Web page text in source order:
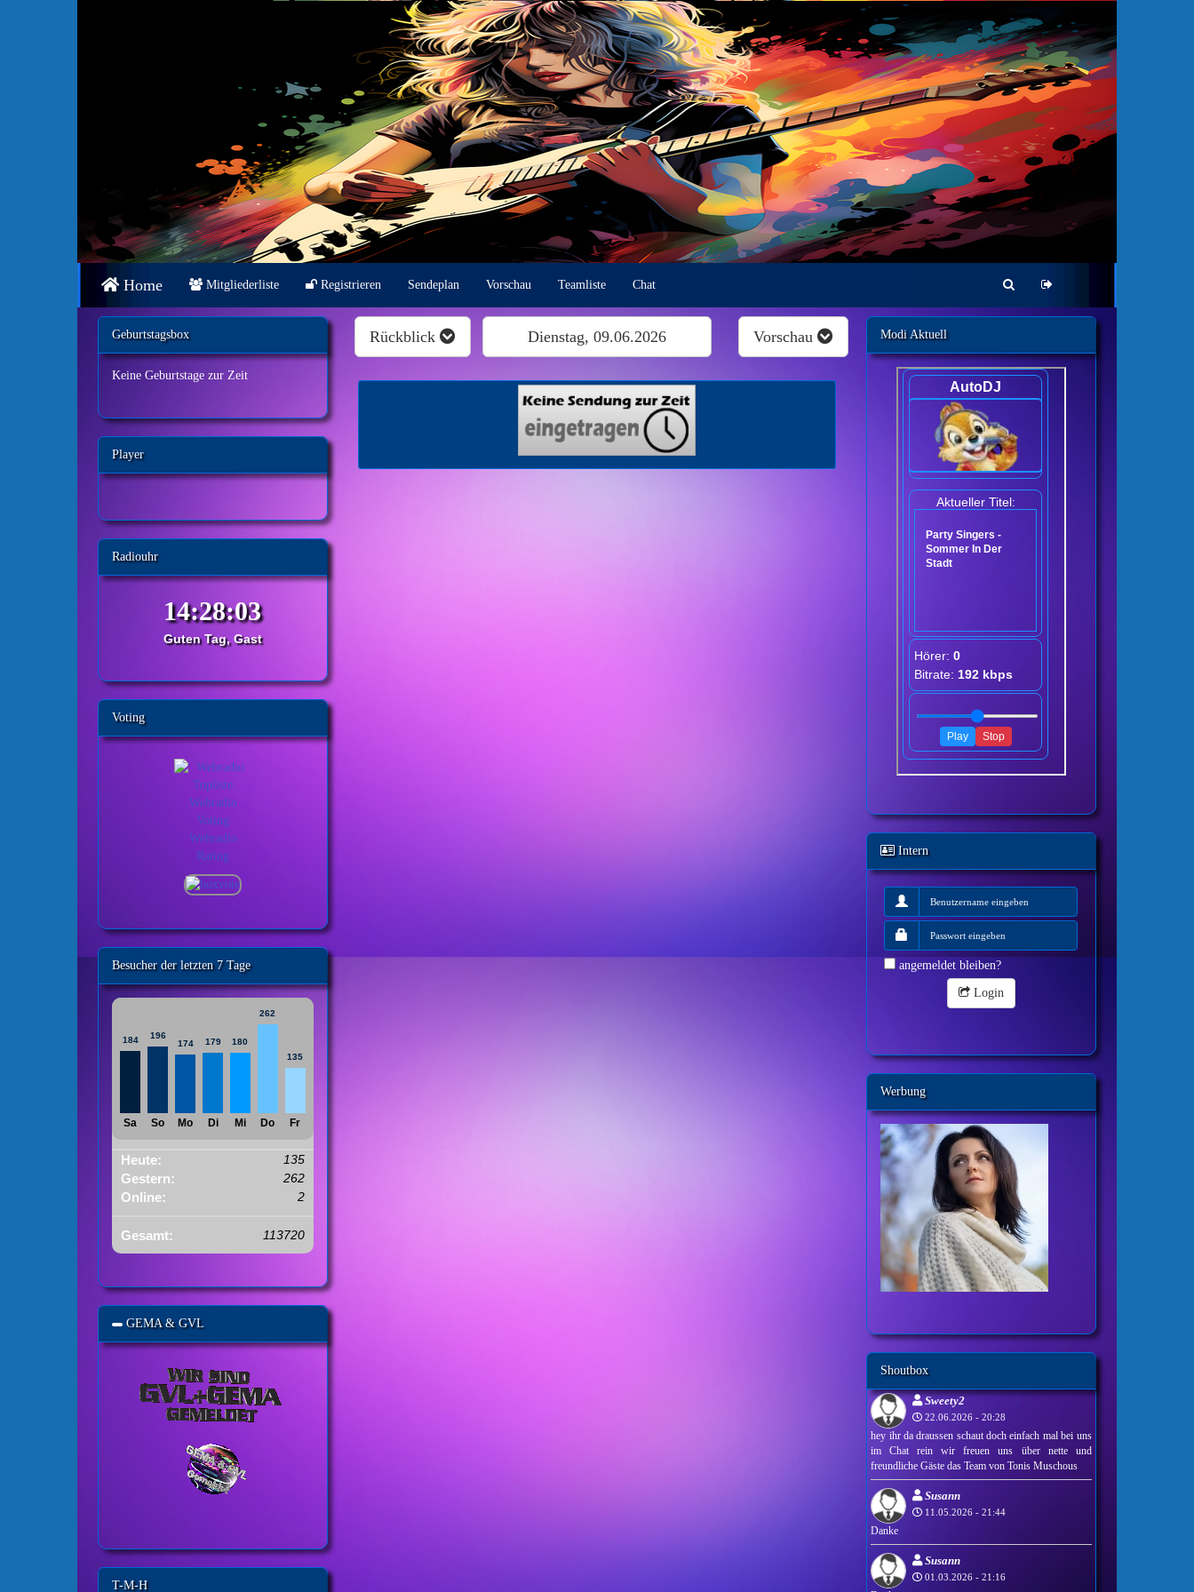
Home Mitgliederliste Registrieren Sendeplan Vorschau Teamliste Chat
Geburtstagsbox
Keine Geburtstage zur Zeit
Player
Radiouhr
Guten Tag, Gast
Voting
Besucher der letzten 7 Tage
184
Sa
196
So
174
Mo
179
Di
180
Mi
262
Do
135
Fr
Heute: 135
Gestern: 262
Online: 2
Gesamt: 113720
GEMA & GVL
T-M-H
Rückblick Dienstag, 09.06.2026 Vorschau Modi Aktuell
Intern
angemeldet bleiben?
Login
Werbung
Shoutbox
Sweety2
22.06.2026 - 20:28
hey ihr da draussen schaut doch einfach mal bei uns
im Chat rein wir freuen uns über nette und
freundliche Gäste das Team von Tonis Muschous
Susann
11.05.2026 - 21:44
Danke
Susann
01.03.2026 - 21:16